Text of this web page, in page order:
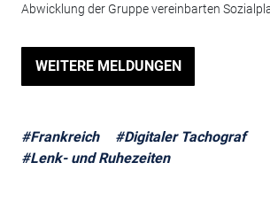
Abwicklung der Gruppe vereinbarten
WEITERE MELDUNGEN
#Frankreich
#Digitaler Tachograf
#Lenk- und Ruhezeiten